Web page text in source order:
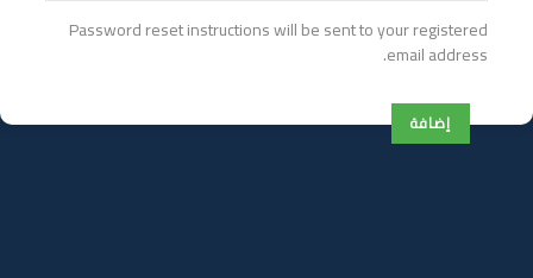
Password reset instructions will be sent to your registered
email address.